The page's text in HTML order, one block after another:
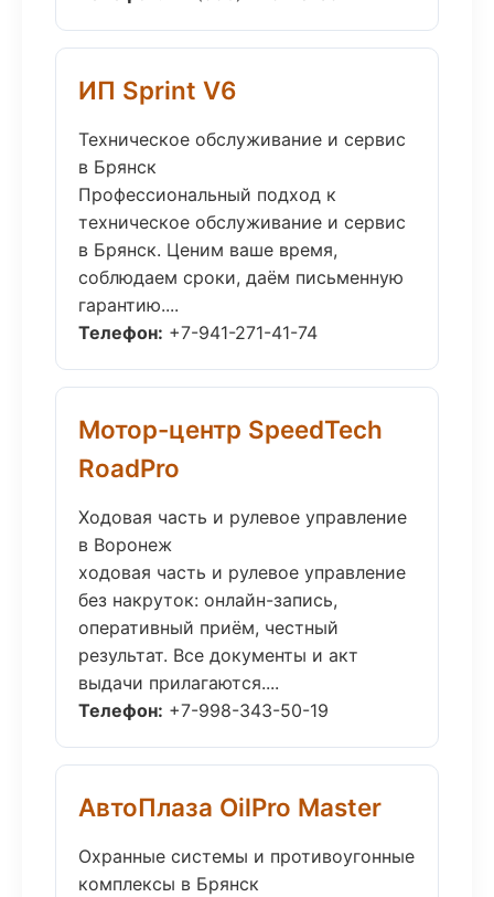
ИП Sprint V6
Техническое обслуживание и сервис
в Брянск
Профессиональный подход к
техническое обслуживание и сервис
в Брянск. Ценим ваше время,
соблюдаем сроки, даём письменную
гарантию....
Телефон: +7-941-271-41-74
Мотор-центр SpeedTech
RoadPro
Ходовая часть и рулевое управление
в Воронеж
ходовая часть и рулевое управление
без накруток: онлайн-запись,
оперативный приём, честный
результат. Все документы и акт
выдачи прилагаются....
Телефон: +7-998-343-50-19
АвтоПлаза OilPro Master
Охранные системы и противоугонные
комплексы в Брянск